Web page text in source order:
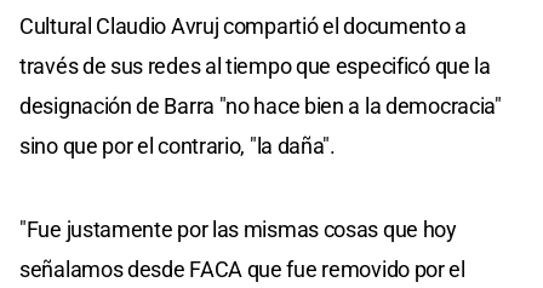
Cultural Claudio Avruj compartió el documento a
través de sus redes al tiempo que especificó que la
designación de Barra "no hace bien a la democracia"
sino que por el contrario, "la daña".
"Fue justamente por las mismas cosas que hoy
señalamos desde FACA que fue removido por el